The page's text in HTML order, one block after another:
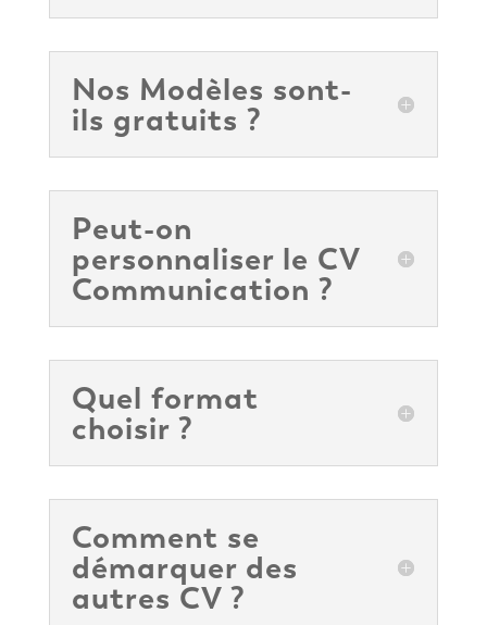
Nos Modèles sont-
ils gratuits ?
Peut-on
personnaliser le CV
Communication ?
Quel format
choisir ?
Comment se
démarquer des
autres CV ?